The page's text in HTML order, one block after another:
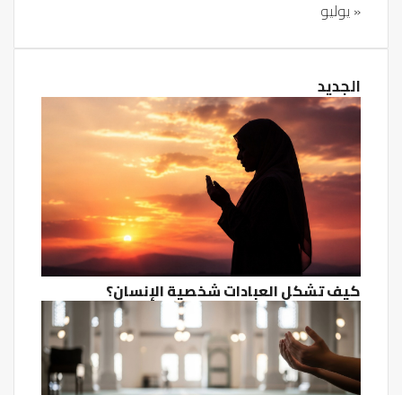
« يوليو
الجديد
كيف تشكل العبادات شخصية الإنسان؟